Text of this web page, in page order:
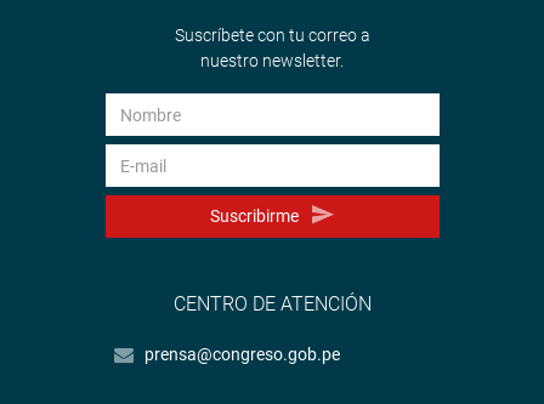
Suscríbete con tu correo a
nuestro newsletter.
Suscribirme
CENTRO DE ATENCIÓN
prensa@congreso.gob.pe